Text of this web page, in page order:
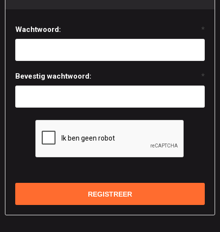
Wachtwoord: *
Bevestig wachtwoord: *